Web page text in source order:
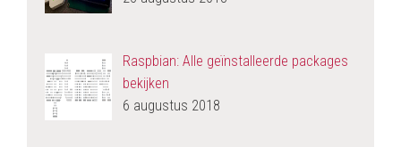
Raspbian: Alle geïnstalleerde packages
bekijken
6 augustus 2018